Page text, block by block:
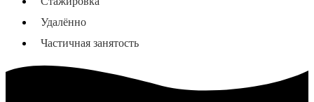
Удалённо
Частичная занятость